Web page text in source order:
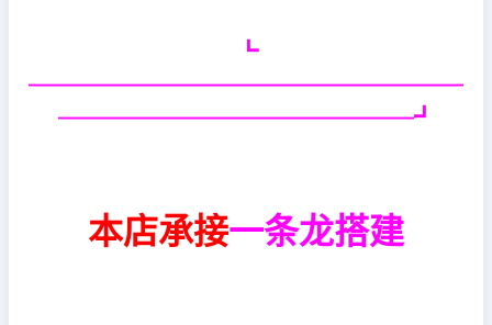
┗
——————————————————————
——————————————————┛
本店承接一条龙搭建